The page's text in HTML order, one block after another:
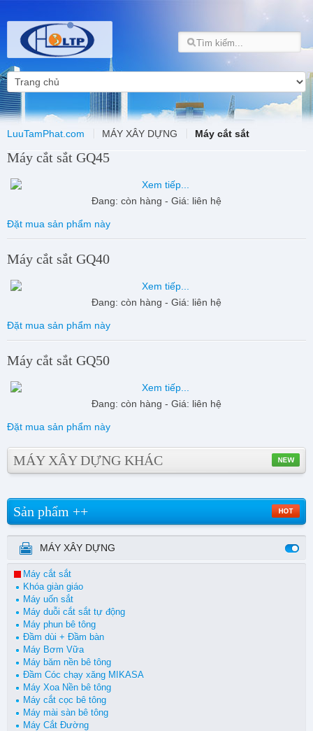
LuuTamPhat.com MÁY XÂY DỰNG Máy cắt sắt
Máy cắt sắt GQ45
Đang: còn hàng - Giá: liên hệ
Đặt mua sản phẩm này
Máy cắt sắt GQ40
Đang: còn hàng - Giá: liên hệ
Đặt mua sản phẩm này
Máy cắt sắt GQ50
Đang: còn hàng - Giá: liên hệ
Đặt mua sản phẩm này
MÁY XÂY DỰNG KHÁC
Sản phẩm ++
MÁY XÂY DỰNG
Máy cắt sắt
Khóa giàn giáo
Máy uốn sắt
Máy duỗi cắt sắt tự động
Máy phun bê tông
Đầm dùi + Đầm bàn
Máy Bơm Vữa
Máy băm nền bê tông
Đầm Cóc chạy xăng MIKASA
Máy Xoa Nền bê tông
Máy cắt cọc bê tông
Máy mài sàn bê tông
Máy Cắt Đường